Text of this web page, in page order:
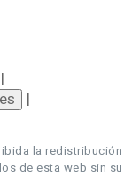
|
|
la redistribución
de esta web sin su